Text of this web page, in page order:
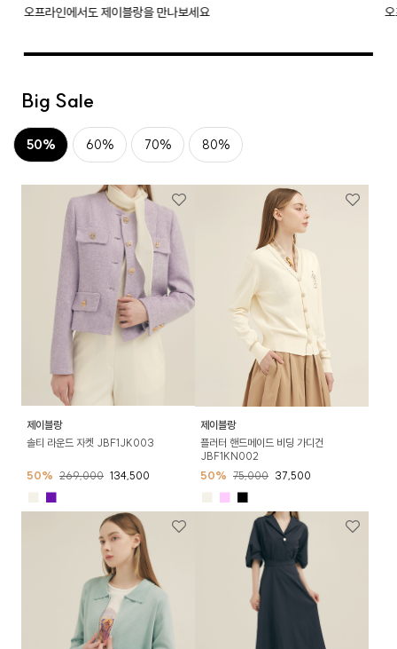
오프라인에서도 제이블랑을 만나보세요
Big Sale
50% 60% 70% 80%
제이블랑
솔티 라운드 자켓 JBF1JK003
50% 269,000 134,500
■
제이블랑
플러터 핸드메이드 비딩 가디건
JBF1KN002
50% 75,000 37,500
■ ■